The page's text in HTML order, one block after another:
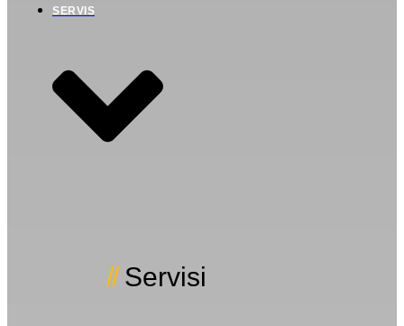
SERVIS
Servisi